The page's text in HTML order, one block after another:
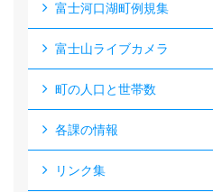
富士河口湖町例規集
富士山ライブカメラ
町の人口と世帯数
各課の情報
リンク集